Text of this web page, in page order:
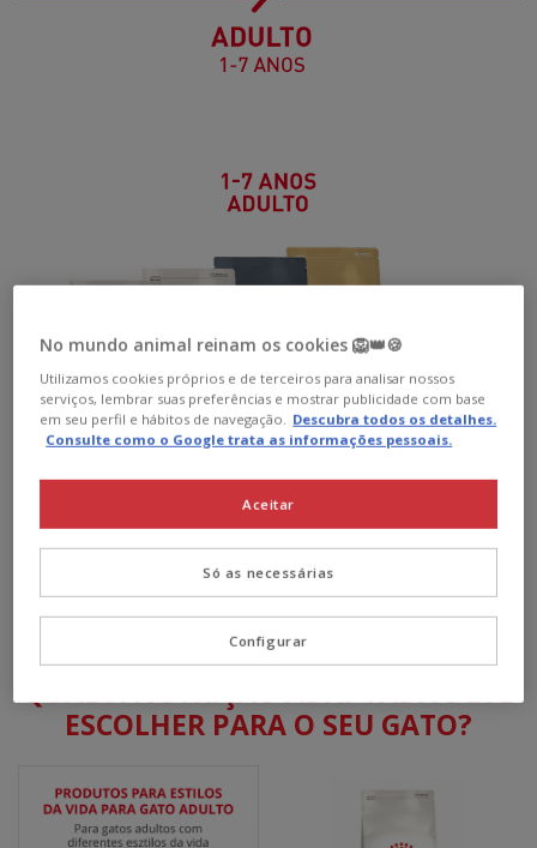
QUAL A NUTRIÇÃO ADAPTADA DEVE
ESCOLHER PARA O SEU GATO?
No mundo animal reinam os cookies 🦁👑🍪
Utilizamos cookies próprios e de terceiros para analisar nossos
serviços, lembrar suas preferências e mostrar publicidade com base
em seu perfil e hábitos de navegação. Descubra todos os detalhes.
Consulte como o Google trata as informações pessoais.
Só as necessárias
Aceitar
Configurar